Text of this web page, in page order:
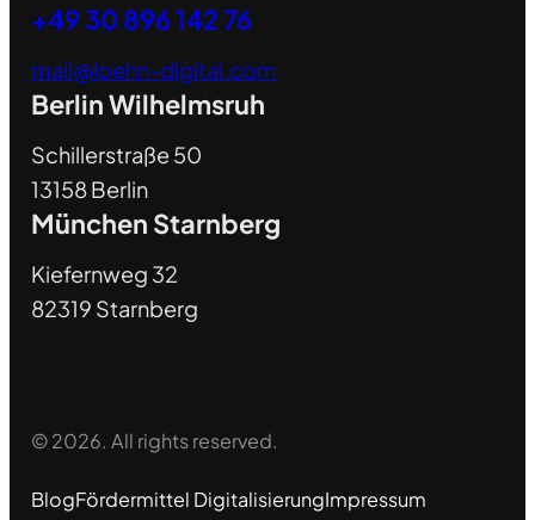
+49 30 896 142 76
mail@loehn-digital.com
Berlin Wilhelmsruh
Schillerstraße 50
13158 Berlin
München Starnberg
Kiefernweg 32
82319 Starnberg
© 2026. All rights reserved.
BlogFördermittel DigitalisierungImpressum